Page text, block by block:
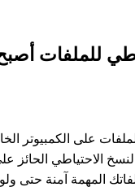
للملفات
الاحتياطي الحائز
المهمة آمنة حتى